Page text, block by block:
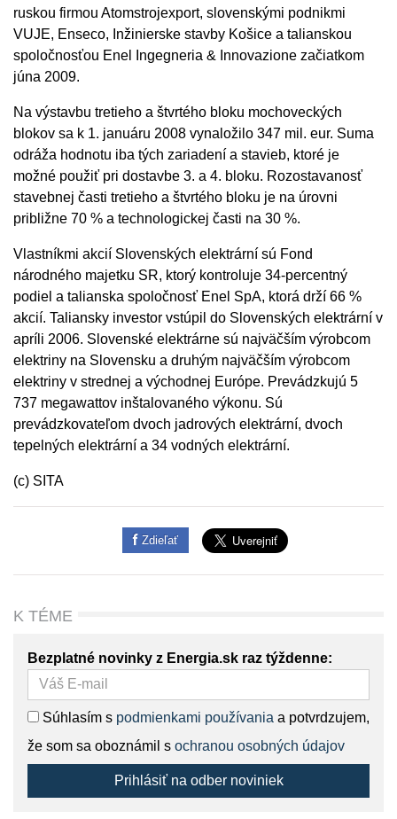
ruskou firmou Atomstrojexport, slovenskými podnikmi
VUJE, Enseco, Inžinierske stavby Košice a talianskou
spoločnosťou Enel Ingegneria & Innovazione začiatkom
júna 2009.
Na výstavbu tretieho a štvrtého bloku mochoveckých
blokov sa k 1. januáru 2008 vynaložilo 347 mil. eur. Suma
odráža hodnotu iba tých zariadení a stavieb, ktoré je
možné použiť pri dostavbe 3. a 4. bloku. Rozostavanosť
stavebnej časti tretieho a štvrtého bloku je na úrovni
približne 70 % a technologickej časti na 30 %.
Vlastníkmi akcií Slovenských elektrární sú Fond
národného majetku SR, ktorý kontroluje 34-percentný
podiel a talianska spoločnosť Enel SpA, ktorá drží 66 %
akcií. Taliansky investor vstúpil do Slovenských elektrární v
apríli 2006. Slovenské elektrárne sú najväčším výrobcom
elektriny na Slovensku a druhým najväčším výrobcom
elektriny v strednej a východnej Európe. Prevádzkujú 5
737 megawattov inštalovaného výkonu. Sú
prevádzkovateľom dvoch jadrových elektrární, dvoch
tepelných elektrární a 34 vodných elektrární.
(c) SITA
Zdieľať
K TÉME
Bezplatné novinky z Energia.sk raz týždenne:
Súhlasím s podmienkami používania a potvrdzujem,
že som sa oboznámil s ochranou osobných údajov
Prihlásiť na odber noviniek